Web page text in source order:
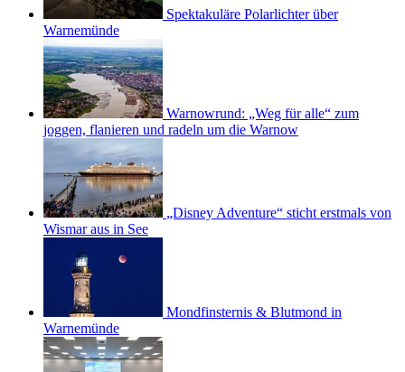
Spektakuläre Polarlichter über
Warnemünde
Warnowrund: „Weg für alle“ zum
joggen, flanieren und radeln um die Warnow
„Disney Adventure“ sticht erstmals von
Wismar aus in See
Mondfinsternis & Blutmond in
Warnemünde